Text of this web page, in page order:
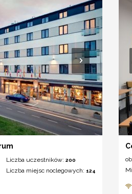
Liczba uczestników:200
Liczba miejsc noclegowych:124